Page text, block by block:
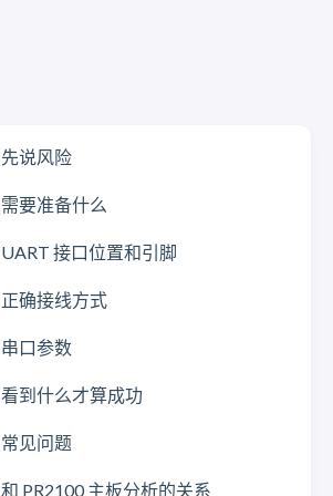
先说风险
需要准备什么
UART 接口位置和引脚
正确接线方式
串口参数
看到什么才算成功
常见问题
和 PR2100 主板分析的关系